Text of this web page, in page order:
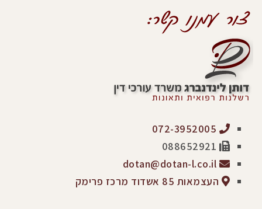
העצמאות 85 אשדוד מרכז פרימק